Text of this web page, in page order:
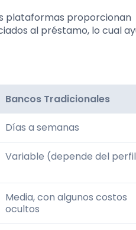
plataformas proporcionan
al préstamo, lo cual
Bancos Tradicionales
Días a semanas
Variable (depende del
Media, con algunos costos
ocultos